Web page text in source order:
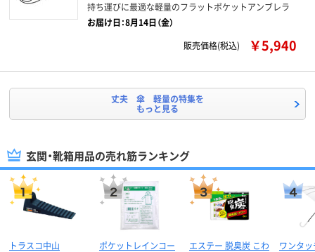
持ち運びに最適な軽量のフラットポケットアンブレラ
お届け日：8月14日（金）
販売価格(税込)
￥5,940
丈夫 傘 軽量の特集を
もっと見る
玄関・靴箱用品の売れ筋ランキング
トラスコ中山
ポケットレインコー
エステー 脱臭炭 こわ
ワンタ